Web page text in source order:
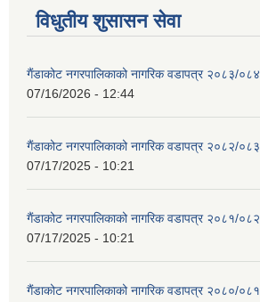
विधुतीय शुसासन सेवा
गैंडाकोट नगरपालिकाको नागरिक वडापत्र २०८३/०८४
07/16/2026 - 12:44
गैंडाकोट नगरपालिकाको नागरिक वडापत्र २०८२/०८३
07/17/2025 - 10:21
गैंडाकोट नगरपालिकाको नागरिक वडापत्र २०८१/०८२
07/17/2025 - 10:21
गैंडाकोट नगरपालिकाको नागरिक वडापत्र २०८०/०८१